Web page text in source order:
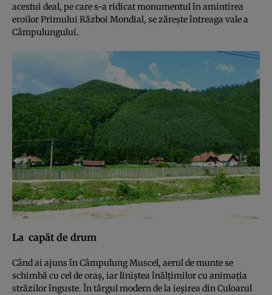
acestui deal, pe care s-a ridicat monumentul în amintirea
eroilor Primului Război Mondial, se zăreşte întreaga vale a
Câmpulungului.
La capăt de drum
Când ai ajuns în Câmpulung Muscel, aerul de munte se
schimbă cu cel de oraş, iar liniştea înălţimilor cu animaţia
străzilor înguste. În târgul modern de la ieşirea din Culoarul